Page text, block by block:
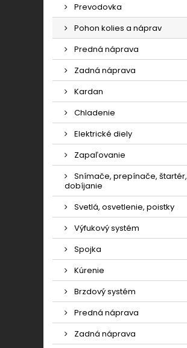
Prevodovka
Pohon kolies a náprav
Predná náprava
Zadná náprava
Kardan
Chladenie
Elektrické diely
Zapaľovanie
Snímače, prepínače, štartér,
dobíjanie
Svetlá, osvetlenie, poistky
Výfukový systém
Spojka
Kúrenie
Brzdový systém
Predná náprava
Zadná náprava